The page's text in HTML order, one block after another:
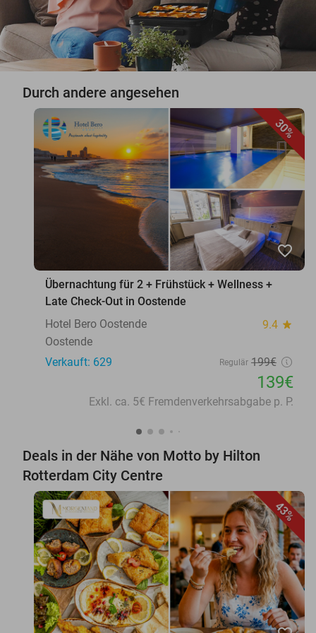
Durch andere angesehen
30%
favorite_border
Übernachtung für 2 + Frühstück + Wellness +
Late Check-Out in Oostende
Hotel Bero Oostende
9.4 star
Oostende
Verkauft: 629
Regulär 199€
139€
Exkl. ca. 5€ Fremdenverkehrsabgabe p. P.
Deals in der Nähe von Motto by Hilton
Rotterdam City Centre
43%